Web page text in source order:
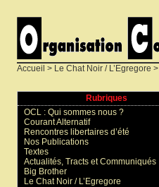
Accueil > Le Chat Noir / L’Egregore >
Rubriques
OCL : Qui sommes nous ?
Courant Alternatif
Rencontres libertaires d’été
Nos Publications
Textes
Actualités, Tracts et Communiqués
Big Brother
Le Chat Noir / L’Egregore